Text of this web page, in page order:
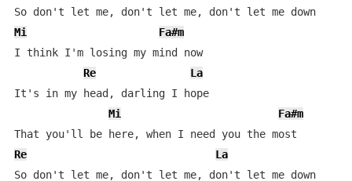
So don't let me, don't let me, don't let me down
Mi
Fa#m
I think I'm losing my mind now
Re
La
It's in my head, darling I hope
Mi
Fa#m
Re
La
So don't let me, don't let me, don't let me down